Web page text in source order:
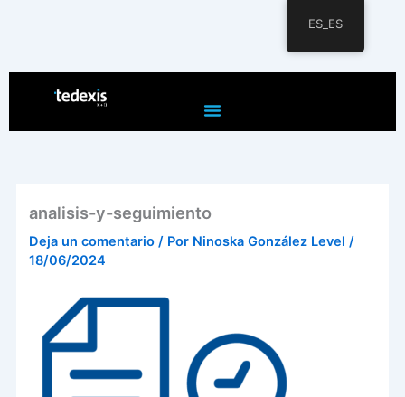
analisis-y-seguimiento
Deja un comentario / Por Ninoska González Level/
18/06/2024
ES_ES